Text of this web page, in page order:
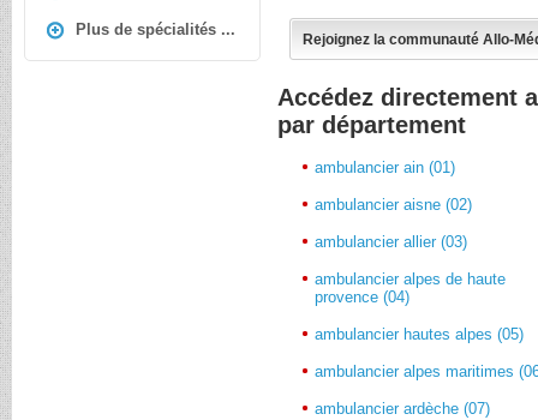
Plus de spécialités ...
Rejoignez la communauté Allo-
Accédez directement
par département
ambulancier ain (01)
ambulancier aisne (02)
ambulancier allier (03)
ambulancier alpes de haute
provence (04)
ambulancier hautes alpes (05)
ambulancier alpes maritimes
ambulancier ardèche (07)